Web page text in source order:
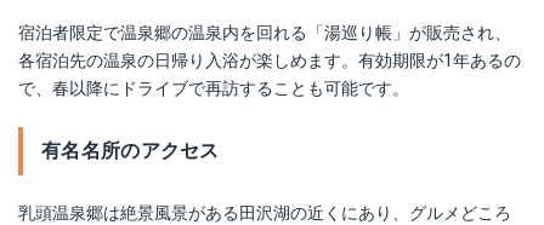
宿泊者限定で温泉郷の温泉内を回れる「湯巡り帳」が販売され、
各宿泊先の温泉の日帰り入浴が楽しめます。有効期限が1年あるの
で、春以降にドライブで再訪することも可能です。
有名名所のアクセス
乳頭温泉郷は絶景風景がある田沢湖の近くにあり、グルメどころ